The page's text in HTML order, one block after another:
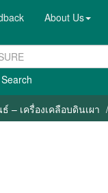
About Us
– เครื่องเคลือบดินเผา